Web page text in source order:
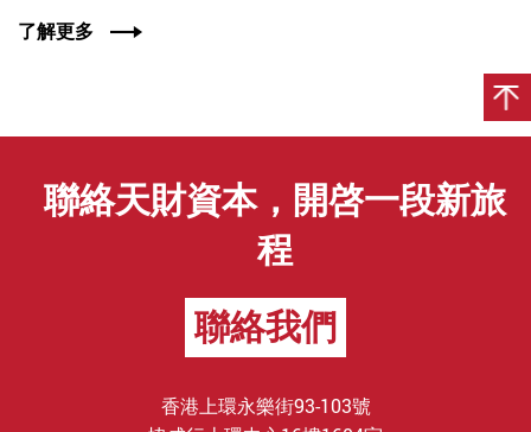
了解更多
聯絡天財資本，開啓一段新旅
程
聯絡我們
香港上環永樂街93-103號